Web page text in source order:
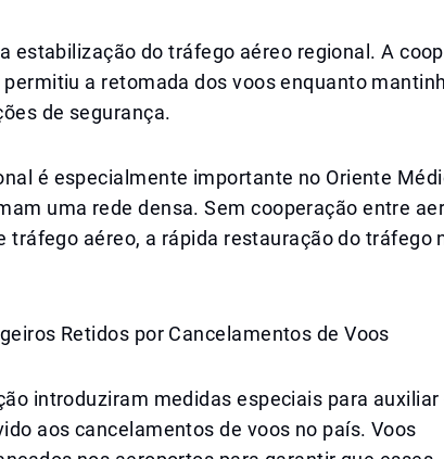
estabilização do tráfego aéreo regional. A
permitiu a retomada dos voos enquanto
de segurança.
é especialmente importante no Oriente
uma rede densa. Sem cooperação entre
tráfego aéreo, a rápida restauração do tráfego
Retidos por Cancelamentos de Voos
introduziram medidas especiais para auxiliar
aos cancelamentos de voos no país. Voos